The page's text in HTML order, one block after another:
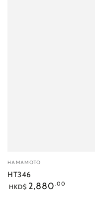
小
販：
HAMAMOTO
HT346
正
HKD$ 2,880 .00